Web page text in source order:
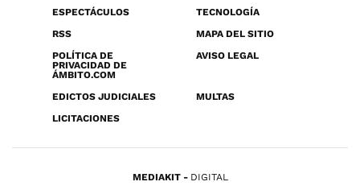
ESPECTÁCULOS
TECNOLOGÍA
RSS
MAPA DEL SITIO
POLÍTICA DE
PRIVACIDAD DE
ÁMBITO.COM
AVISO LEGAL
EDICTOS JUDICIALES
MULTAS
LICITACIONES
MEDIAKIT DIGITAL